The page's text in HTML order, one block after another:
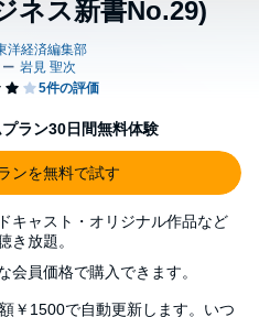
ネス新書No.29)
ラン30日間無料体験
ンを無料で試す
キャスト・オリジナル作品など
き放題。
会員価格で購入できます。
￥1500で自動更新します。いつ